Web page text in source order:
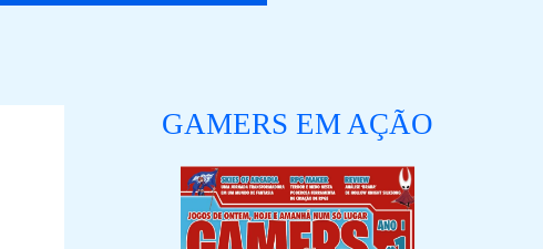
GAMERS EM AÇÃO